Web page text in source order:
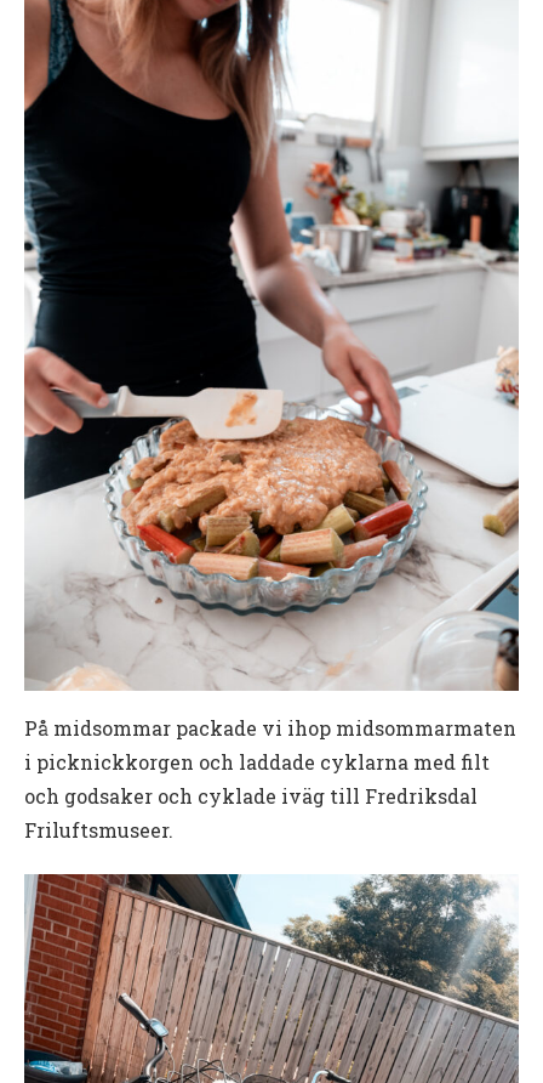
På midsommar packade vi ihop midsommarmaten
i picknickkorgen och laddade cyklarna med filt
och godsaker och cyklade iväg till Fredriksdal
Friluftsmuseer.